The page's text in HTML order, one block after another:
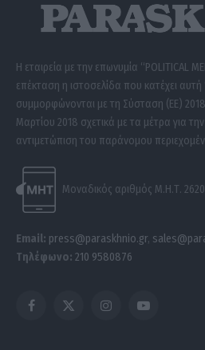
Η εταιρεία με την επωνυμία “POLITICAL
επέκταση η ιστοσελίδα που κατέχει
συμμορφώνονται με τη Σύσταση (ΕΕ)
Μαρτίου 2018 σχετικά με τα μέτρα για
αντιμετώπιση του παράνομου
Μοναδικός αριθμός Μ.Η.Τ.
Email: press@paraskhnio.gr,
Τηλέφωνο: 210 9580876
Facebook
X
InstagramYouTube